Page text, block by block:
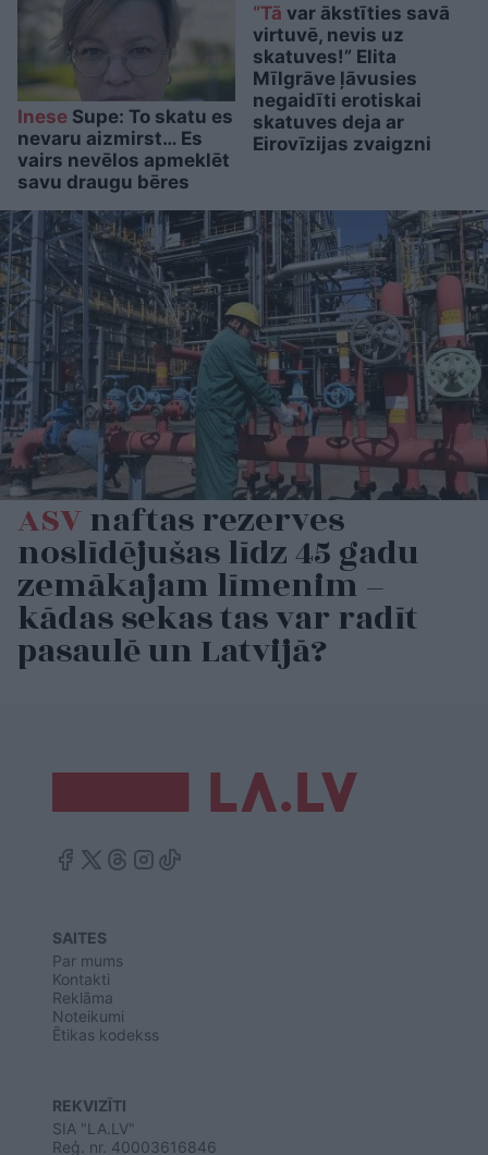
Inese Supe: To skatu es
nevaru aizmirst… Es
vairs nevēlos apmeklēt
savu draugu bēres
“Tā var ākstīties savā
virtuvē, nevis uz
skatuves!” Elita
Mīlgrāve ļāvusies
negaidīti erotiskai
skatuves deja ar
Eirovīzijas zvaigzni
ASVnaftas rezerves
noslīdējušas līdz 45 gadu
zemākajam līmenim –
kādas sekas tas var radīt
pasaulē un Latvijā?
SAITES
Par mums
Kontakti
Reklāma
Noteikumi
Ētikas kodekss
REKVIZĪTI
SIA "LA.LV"
Reģ. nr. 40003616846